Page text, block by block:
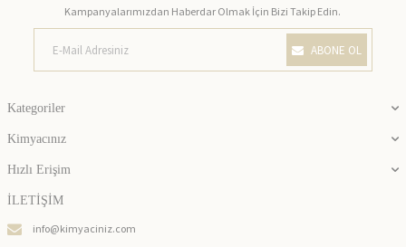
Kampanyalarımızdan Haberdar Olmak İçin Bizi Takip Edin.
ABONE OL
Kategoriler
Kimyacınız
Hızlı Erişim
İLETİŞİM
info@kimyaciniz.com